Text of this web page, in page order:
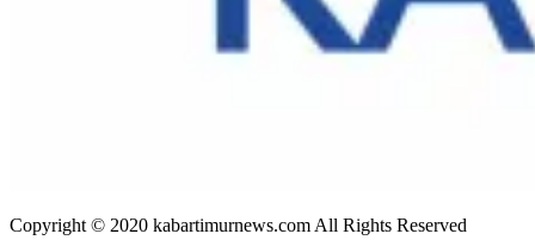
Copyright © 2020 kabartimurnews.com All Rights Reserved